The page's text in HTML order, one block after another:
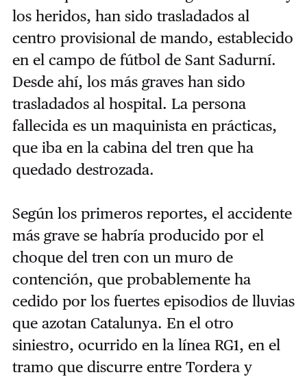
los heridos, han sido trasladados al
centro provisional de mando, establecido
en el campo de fútbol de Sant Sadurní.
Desde ahí, los más graves han sido
trasladados al hospital. La persona
fallecida es un maquinista en prácticas,
que iba en la cabina del tren que ha
quedado destrozada.
Según los primeros reportes, el accidente
más grave se habría producido por el
choque del tren con un muro de
contención, que probablemente ha
cedido por los fuertes episodios de lluvias
que azotan Catalunya. En el otro
siniestro, ocurrido en la línea RG1, en el
tramo que discurre entre Tordera y